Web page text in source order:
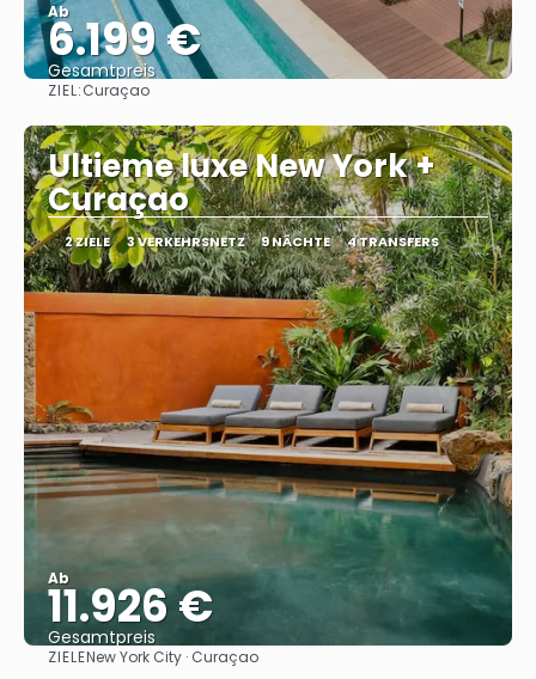
Ab
6.199 €
Gesamtpreis
ZIEL:Curaçao
Ultieme luxe New York +
Curaçao
2 ZIELE 3 VERKEHRSNETZ 9 NÄCHTE 4 TRANSFERS
Ab
11.926 €
Gesamtpreis
Sehen
ZIELENew York City · Curaçao